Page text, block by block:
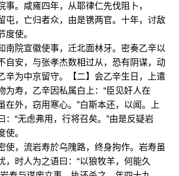
事。咸雍四年，从耶律仁先伐阻卜，
屯，亡归者众，由是镌两官。十年，讨敌
度使。
院宣徽使事，迁北面林牙。密奏乙辛以
自安，与张孝杰数相过从，恐有阴谋，动
辛为中京留守。【二】会乙辛生日，上遣
为寿，乙辛因私属白上：“臣见奸人在
在外，窃用寒心。”白斯本还，以闻。上
：“无虑弗用，行将召矣。”由是反疑岩
。
，流岩寿於乌隗路，终身拘作。岩寿虽
，时人为之语曰：“以狼牧羊，何能久